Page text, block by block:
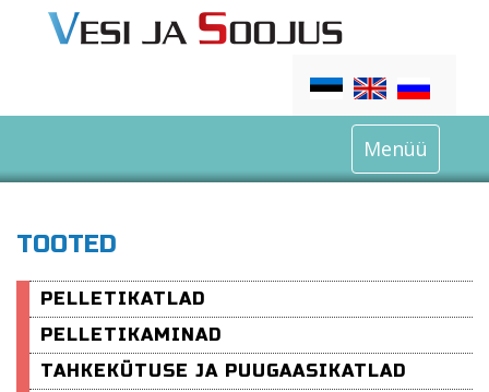
Menüü
TOOTED
PELLETIKATLAD
PELLETIKAMINAD
TAHKEKÜTUSE JA PUUGAASIKATLAD